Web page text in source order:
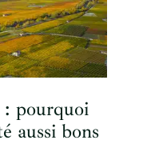
pourquoi
aussi bons